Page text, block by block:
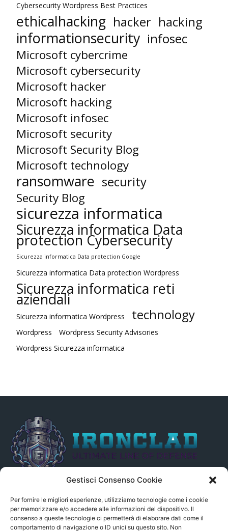
Gestisci Consenso Cookie
Per fornire le migliori esperienze, utilizziamo tecnologie come i cookie
per memorizzare e/o accedere alle informazioni del dispositivo. Il
consenso a queste tecnologie ci permetterà di elaborare dati come il
comportamento di navigazione o ID unici su questo sito. Non
Cybersecurity Wordpress Best Practices
ethicalhacking hacker hacking
informationsecurity infosec
Microsoft cybercrime
Microsoft cybersecurity
Microsoft hacker
Microsoft hacking
Microsoft infosec
Microsoft security
Microsoft Security Blog
Microsoft technology
ransomware security
Security Blog
sicurezza informatica
Sicurezza informatica Data
protection Cybersecurity
Sicurezza informatica Data protection Google
Sicurezza informatica Data protection Wordpress
Sicurezza informatica reti
aziendali
Sicurezza informatica Wordpress technology
Wordpress
Wordpress Security Advisories
Wordpress Sicurezza informatica
indirettamente, alle Fonti delle notizie segnalate né può essere
ritenuto responsabile ad alcun titolo dei loro contenuti. Si precisa
altresì che le notizie segnalate dall’aggregatore NON sono da
intendersi in alcun modo di proprietà del sito GenSys.it, ad